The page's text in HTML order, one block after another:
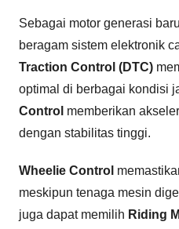
Sebagai motor generasi
beragam sistem elektronik
Traction Control (DTC)
optimal di berbagai kondisi
Control memberikan
dengan stabilitas tinggi.
Wheelie Control
meskipun tenaga mesin
juga dapat memilih Riding